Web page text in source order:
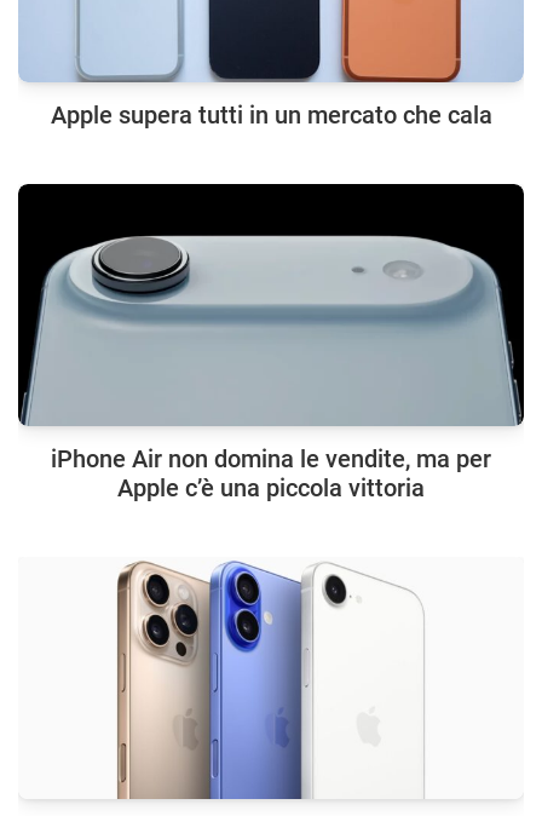
Apple supera tutti in un mercato che cala
iPhone Air non domina le vendite, ma per
Apple c’è una piccola vittoria